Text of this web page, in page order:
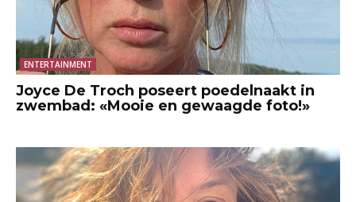
ENTERTAINMENT
Joyce De Troch poseert poedelnaakt in
zwembad: «Mooie en gewaagde foto!»